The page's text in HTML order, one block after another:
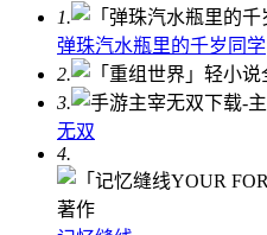
1.
弹珠汽水瓶里的千岁同学
2.
3.
无双
4.